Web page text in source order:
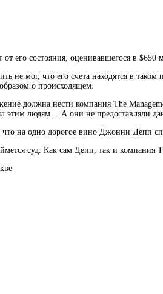
его состояния, оценивавшегося в $650
не мог, что его счета находятся в
о происходящем.
должна нести компания The
этим людям… А они не предоставляли
на одно дорогое вино Джонни Депп
суд. Как сам Депп, так и компания